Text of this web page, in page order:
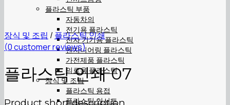
플라스틱 부품
자동차의
전기용 플라스틱
전자 기기용 플라스틱
엔지니어링 플라스틱
가전제품 플라스틱
의료용 플라스틱
장식 및 조립
플라스틱 용접
플라스틱 인서트
장식 및 조립 /플라스틱 인쇄
(0customer reviews)
플라스틱 인쇄 07
Product short description